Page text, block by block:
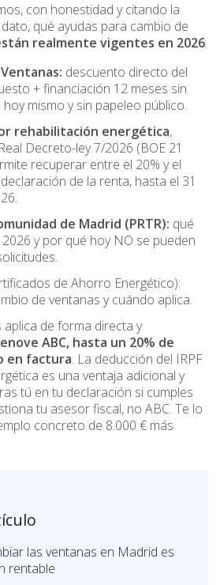
con honestidad y citando la
qué ayudas para cambio de
realmente vigentes en 2026:
descuento directo del
+ financiación 12 meses sin
mismo y sin papeleo público.
rehabilitación energética,
Real Decreto-ley 7/2026 (BOE 21
recuperar entre el 20% y el
de la renta, hasta el 31
de Madrid (PRTR): qué
y por qué hoy NO se pueden
de Ahorro Energético):
de ventanas y cuándo aplica.
aplica de forma directa y
ABC, hasta un 20% de
en factura. La deducción del IRPF
es una ventaja adicional y
tú en tu declaración si cumples
tu asesor fiscal, no ABC. Te lo
concreto de 8.000 € más
las ventanas en Madrid es
rentable